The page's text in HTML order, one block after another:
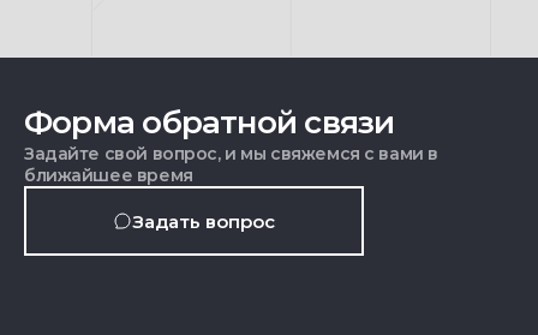
Форма обратной связи
Задайте свой вопрос, и мы свяжемся с вами в
ближайшее время
Задать вопрос